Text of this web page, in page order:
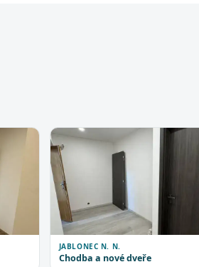
JABLONEC N. N.
Chodba a nové dveře